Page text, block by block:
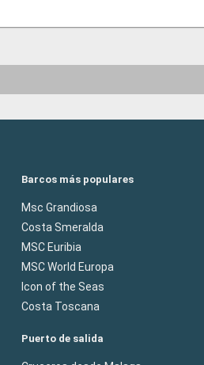
Barcos más populares
Msc Grandiosa
Costa Smeralda
MSC Euribia
MSC World Europa
Icon of the Seas
Costa Toscana
Puerto de salida